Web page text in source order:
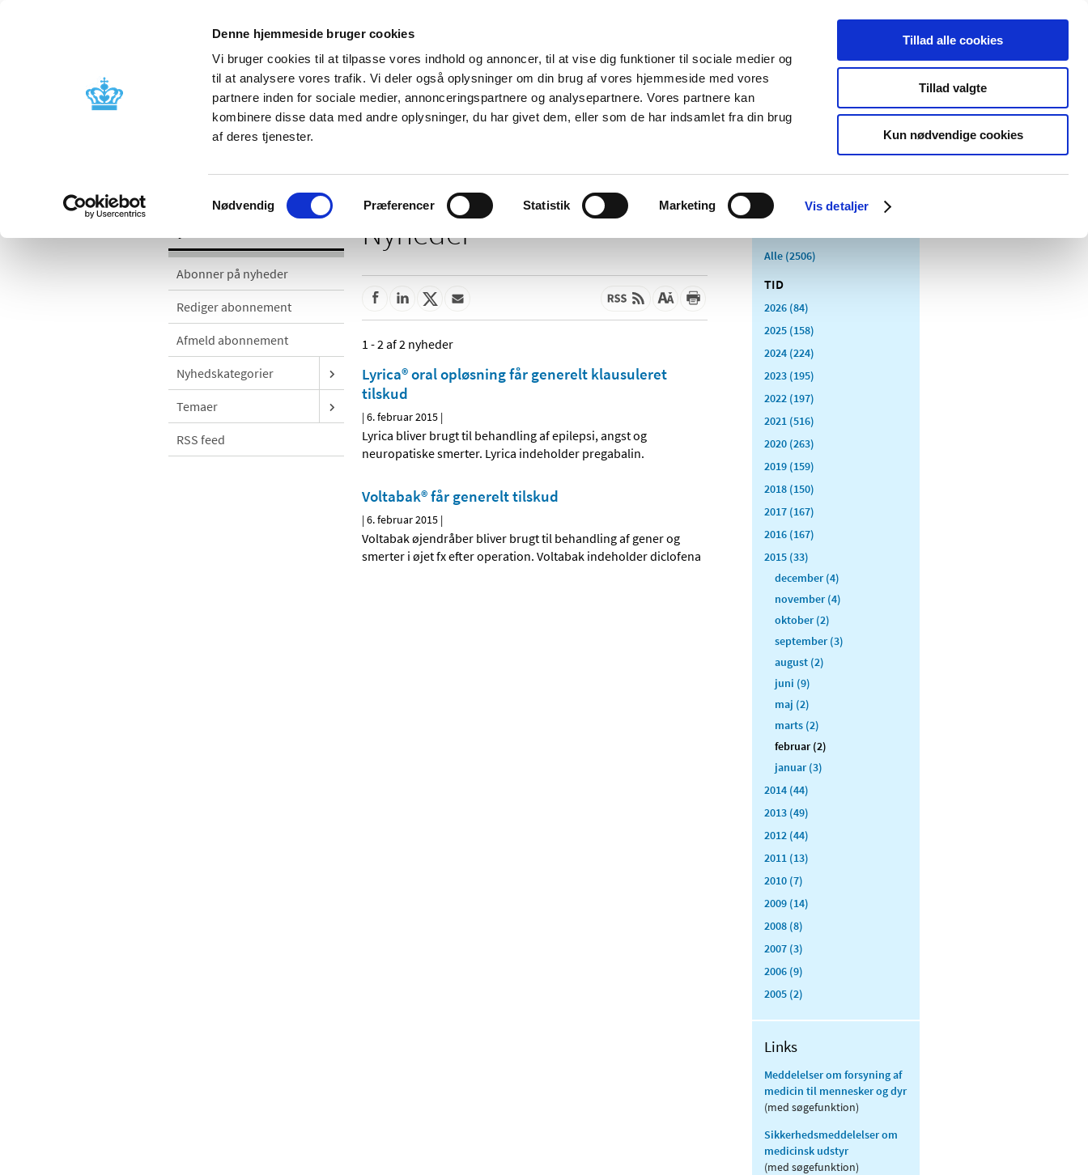
Denne hjemmeside bruger cookies
Vi bruger cookies til at tilpasse vores indhold og annoncer, til at vise dig funktioner til sociale medier og
til at analysere vores trafik. Vi deler også oplysninger om din brug af vores hjemmeside med vores
partnere inden for sociale medier, annonceringspartnere og analysepartnere. Vores partnere kan
kombinere disse data med andre oplysninger, du har givet dem, eller som de har indsamlet fra din brug
af deres tjenester.
Samtykkevalg
Nødvendig Præferencer Statistik Marketing Vis detaljer
Tillad alle cookies
Tillad valgte
Kun nødvendige cookies
Nyheder Om os Kontakt Udgivelser
Godkendelse og
Bivirkninger og
produktinformation
Tilskud og
Apoteker og salg af
Medicinsk
Særlige
produktområder
Abonner på nyheder
Rediger abonnement
Afmeld abonnement
Nyhedskategorier
Temaer
RSS feed
Nyheder
1 - 2 af 2 nyheder
Lyrica® oral opløsning får generelt klausuleret
tilskud
|6. februar 2015 |
Lyrica bliver brugt til behandling af epilepsi, angst og
neuropatiske smerter. Lyrica indeholder pregabalin.
Voltabak® får generelt tilskud
|6. februar 2015 |
Voltabak øjendråber bliver brugt til behandling af gener og
smerter i øjet fx efter operation. Voltabak indeholder diclofena
Alle (2506)
TID
2026 (84)
2025 (158)
2024 (224)
2023 (195)
2022 (197)
2021 (516)
2020 (263)
2019 (159)
2018 (150)
2017 (167)
2016 (167)
2015 (33)
december (4)
november (4)
oktober (2)
september (3)
august (2)
juni (9)
maj (2)
marts (2)
februar (2)
januar (3)
2014 (44)
2013 (49)
2012 (44)
2011 (13)
2010 (7)
2009 (14)
2008 (8)
2007 (3)
2006 (9)
2005 (2)
Links
Meddelelser om forsyning af
medicin til mennesker og dyr
(med søgefunktion)
Sikkerhedsmeddelelser om
medicinsk udstyr
(med søgefunktion)